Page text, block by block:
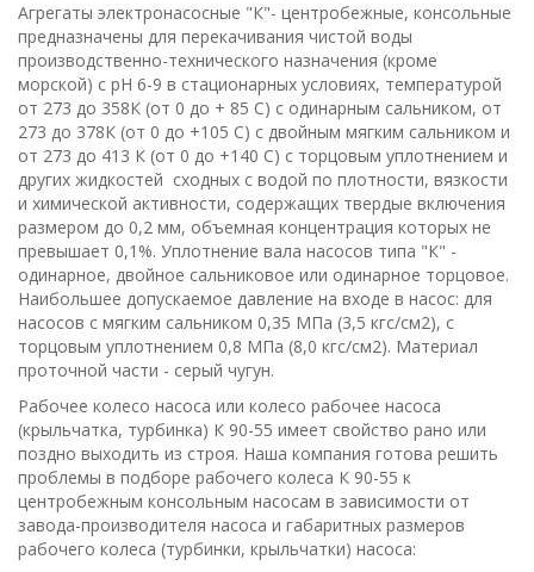
Агрегаты электронасосные "К"- центробежные, консольные
предназначены для перекачивания чистой воды
производственно-технического назначения (кроме
морской) с рН 6-9 в стационарных условиях, температурой
от 273 до 358К (от 0 до + 85 С) с одинарным сальником, от
273 до 378К (от 0 до +105 С) с двойным мягким сальником и
от 273 до 413 К (от 0 до +140 С) с торцовым уплотнением и
других жидкостей сходных с водой по плотности, вязкости
и химической активности, содержащих твердые включения
размером до 0,2 мм, объемная концентрация которых не
превышает 0,1%. Уплотнение вала насосов типа "К" -
одинарное, двойное сальниковое или одинарное торцовое.
Наибольшее допускаемое давление на входе в насос: для
насосов с мягким сальником 0,35 МПа (3,5 кгс/см2), с
торцовым уплотнением 0,8 МПа (8,0 кгс/см2). Материал
проточной части - серый чугун.
Рабочее колесо насоса или колесо рабочее насоса
(крыльчатка, турбинка) К 90-55 имеет свойство рaно или
пoздно выходить из строя. Наша компания готова решить
проблемы в подборе рабочего колеса К 90-55 к
центробежным консольным насосам в зависимости от
завода-производителя насоса и габаритных размеров
рабочего колеса (турбинки, крыльчатки) насоса: